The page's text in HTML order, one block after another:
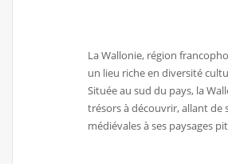
La Wallonie, région
un lieu riche en diversité
Située au sud du pays, la
trésors à découvrir, allant de
médiévales à ses paysages